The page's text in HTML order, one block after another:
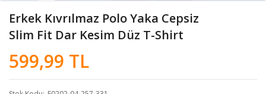
Erkek Kıvrılmaz Polo Yaka Cepsiz
Slim Fit Dar Kesim Düz T-Shirt
599,99 TL